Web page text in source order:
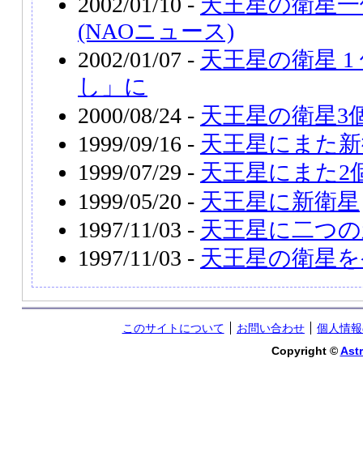
(NAOニュース)
2002/01/07 - 天王星の衛星
し」に
2000/08/24 - 天王星の衛星3
1999/09/16 - 天王星にまた
1999/07/29 - 天王星にまた2
1999/05/20 - 天王星に新衛星
1997/11/03 - 天王星に二つ
1997/11/03 - 天王星の衛星
このサイトについて お問い合わせ
個人情
Copyright ©